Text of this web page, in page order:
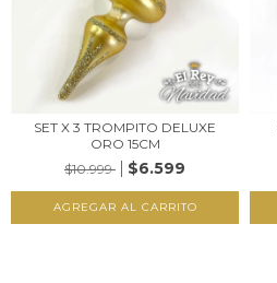
SET X 3 TROMPITO DELUXE
ORO 15CM
$10.999
$6.599